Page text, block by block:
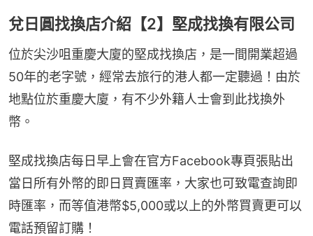
兌日圓找換店介紹【2】堅成找換有限公司
位於尖沙咀重慶大廈的堅成找換店，是一間開業超過
50年的老字號，經常去旅行的港人都一定聽過！由於
地點位於重慶大廈，有不少外籍人士會到此找換外
幣。
堅成找換店每日早上會在官方Facebook專頁張貼出
當日所有外幣的即日買賣匯率，大家也可致電查詢即
時匯率，而等值港幣$5,000或以上的外幣買賣更可以
電話預留訂購！